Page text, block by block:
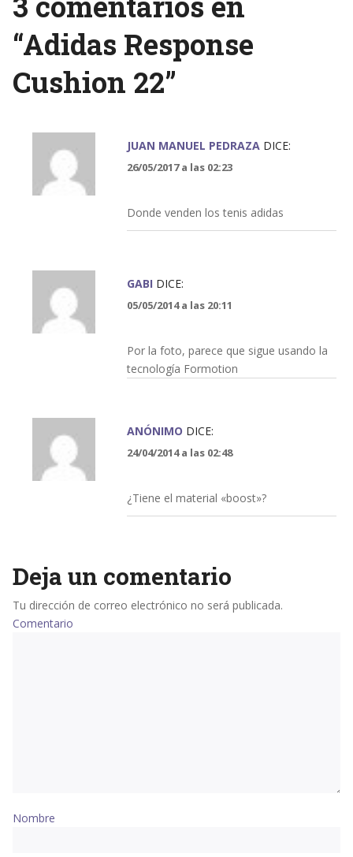
“Adidas Response
Cushion 22”
JUAN MANUEL PEDRAZA DICE:
26/05/2017 a las 02:23
Donde venden los tenis adidas
GABI DICE:
05/05/2014 a las 20:11
Por la foto, parece que sigue usando la
tecnología Formotion
ANÓNIMO DICE:
24/04/2014 a las 02:48
¿Tiene el material «boost»?
Deja un comentario
Tu dirección de correo electrónico no será publicada.
Comentario
Nombre